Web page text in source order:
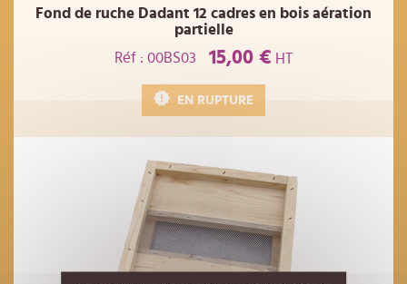
Fond de ruche Dadant 12 cadres en bois aération
partielle
Réf : 00BS03
15,00 € HT
EN RUPTURE